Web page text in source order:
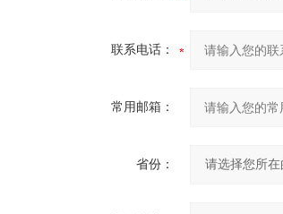
联系电话：
常用邮箱：
省份：